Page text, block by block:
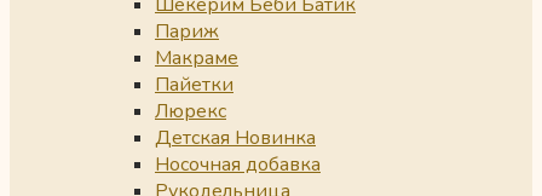
Париж
Макраме
Пайетки
Люрекс
Детская Новинка
Носочная добавка